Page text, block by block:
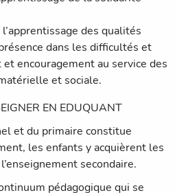
des qualités
dans les difficultés et
encouragement au service des
et sociale.
EN EDUQUANT
et du primaire constitue
les enfants y acquièrent les
secondaire.
pédagogique qui se